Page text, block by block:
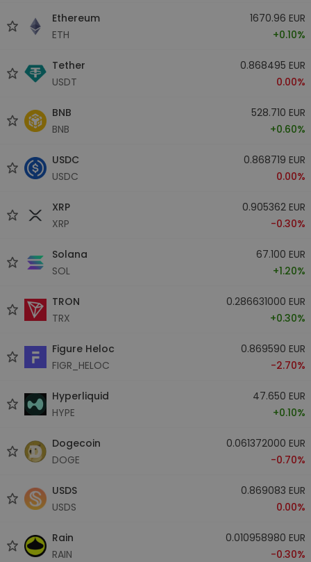
Ethereum
ETH
1670.96 EUR
+0.10%
Tether
USDT
0.868495 EUR
0.00%
BNB
BNB
528.710 EUR
+0.60%
USDC
USDC
0.868719 EUR
0.00%
XRP
XRP
0.905362 EUR
-0.30%
Solana
SOL
67.100 EUR
+1.20%
TRON
TRX
0.286631000 EUR
+0.30%
Figure Heloc
FIGR_HELOC
0.869590 EUR
-2.70%
Hyperliquid
HYPE
47.650 EUR
+0.10%
Dogecoin
DOGE
0.061372000 EUR
-0.70%
USDS
USDS
0.869083 EUR
0.00%
Rain
RAIN
0.010958980 EUR
-0.30%